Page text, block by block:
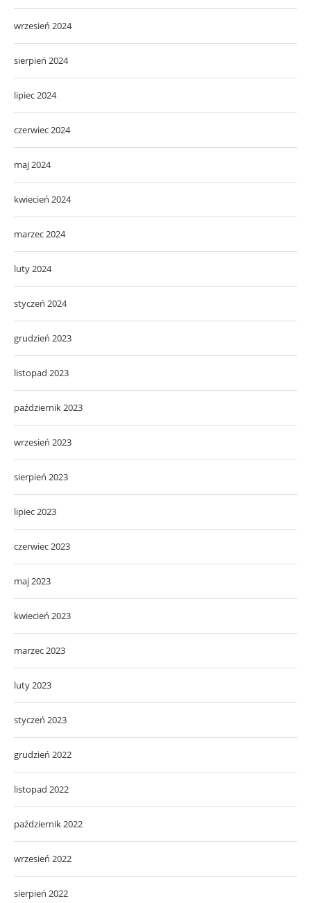
wrzesień 2024
sierpień 2024
lipiec 2024
czerwiec 2024
maj 2024
kwiecień 2024
marzec 2024
luty 2024
styczeń 2024
grudzień 2023
listopad 2023
październik 2023
wrzesień 2023
sierpień 2023
lipiec 2023
czerwiec 2023
maj 2023
kwiecień 2023
marzec 2023
luty 2023
styczeń 2023
grudzień 2022
listopad 2022
październik 2022
wrzesień 2022
sierpień 2022